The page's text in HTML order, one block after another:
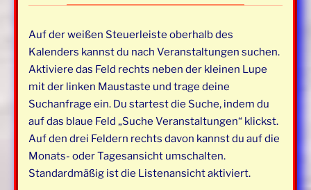
Auf der weißen Steuerleiste oberhalb des
Kalenders kannst du nach Veranstaltungen suchen.
Aktiviere das Feld rechts neben der kleinen Lupe
mit der linken Maustaste und trage deine
Suchanfrage ein. Du startest die Suche, indem du
auf das blaue Feld „Suche Veranstaltungen“ klickst.
Auf den drei Feldern rechts davon kannst du auf die
Monats- oder Tagesansicht umschalten.
Standardmäßig ist die Listenansicht aktiviert.